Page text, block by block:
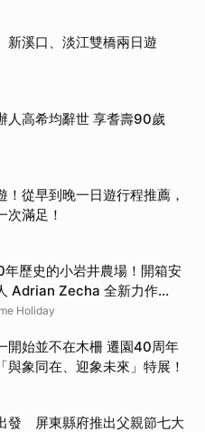
新溪口、淡江雙橋兩日遊
人高希均辭世 享耆壽90歲
！從早到晚一日遊行程推薦，
次滿足！
年歷史的小岩井農場！開箱安
Adrian Zecha 全新力作
KOIWAI」體驗最高級的
Holiday
開始並不在木柵 遷園40周年
與象同在、迎象未來」特展！
發 屏東縣府推出父親節七大